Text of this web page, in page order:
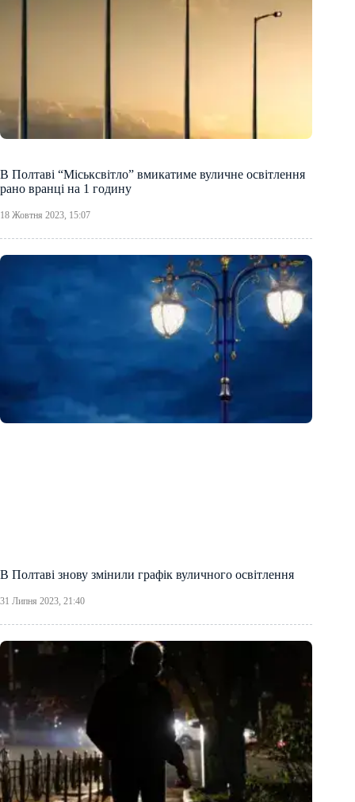
В Полтаві “Міськсвітло” вмикатиме вуличне освітлення
рано вранці на 1 годину
18 Жовтня 2023, 15:07
В Полтаві знову змінили графік вуличного освітлення
31 Липня 2023, 21:40